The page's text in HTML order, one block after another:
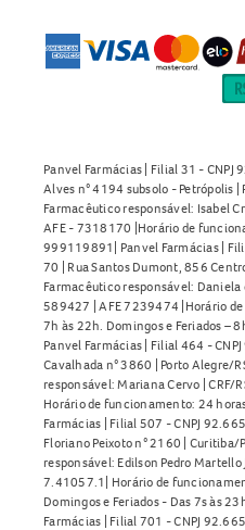
Quando não devo usar a
Pacientes com condições
arteriosclerose, insuficiência
devem consultar o médico
sempre ao profissional de
medicamentos em uso.
Posso comprar a Alta D
sem receita médica?
Não. Acomprar Alta D Caps
de receita médica, pois
sujeito a prescrição. Sempre
saúde antes de adquirir e
Panvel Farmácias | Filial 31 -
Alves n° 4194 subsolo - Petrópolis
Farmacêutico responsável: Isabel
AFE - 7318170 |Horário de
999119891| Panvel Farmácias |
70 | Rua Santos Dumont, 856
Farmacêutico responsável:
589427 | AFE 7239474 |Horário
7h às 22h. Domingos e Feriados –
Panvel Farmácias | Filial 464 -
Cavalhada n° 3860 | Porto Alegre/
responsável: Mariana Cervo | CRF/
Horário de funcionamento: 24
Farmácias | Filial 507 - CNPJ
Floriano Peixoto n° 2160 |
responsável: Edilson Pedro
7.41057.1| Horário de
Domingos e Feriados - Das 7s às
Farmácias | Filial 701 - CNPJ